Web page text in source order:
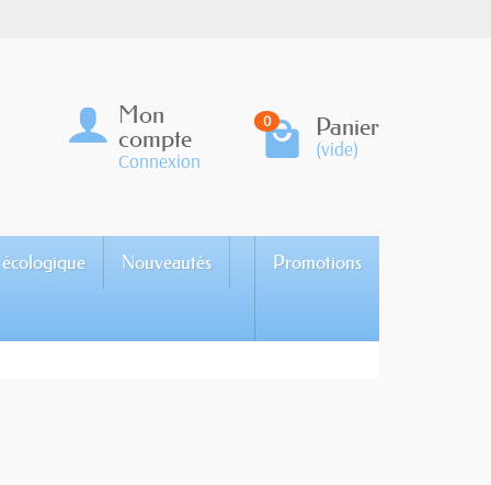
Mon
compte
Connexion
0 Panier
(vide)
Nouveautés Promotions